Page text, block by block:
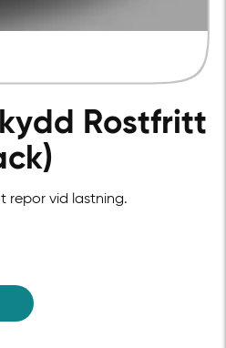
Rostfritt
repor vid lastning.